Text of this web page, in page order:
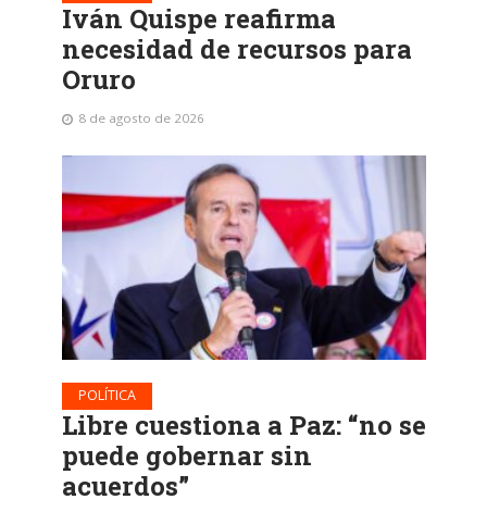
Iván Quispe reafirma
necesidad de recursos para
Oruro
8 de agosto de 2026
POLÍTICA
Libre cuestiona a Paz: “no se
puede gobernar sin
acuerdos”